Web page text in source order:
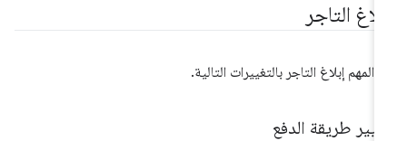
التاجر
المهم إبلاغ التاجر بالتغييرات التالية.
طريقة الدفع